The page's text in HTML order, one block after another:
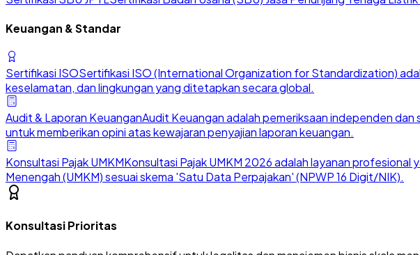
Keuangan & Standar
Sertifikasi ISOSertifikasi ISO (International Organization for Standardization)
keselamatan, dan lingkungan yang ditetapkan secara global.
Audit & Laporan KeuanganAudit Keuangan adalah pemeriksaan independen
untuk memberikan opini atas kewajaran penyajian laporan keuangan.
Konsultasi Pajak UMKMKonsultasi Pajak UMKM 2026 adalah layanan profesional
Menengah (UMKM) sesuai skema 'Satu Data Perpajakan' (NPWP 16 Digit/NIK).
Konsultasi Prioritas